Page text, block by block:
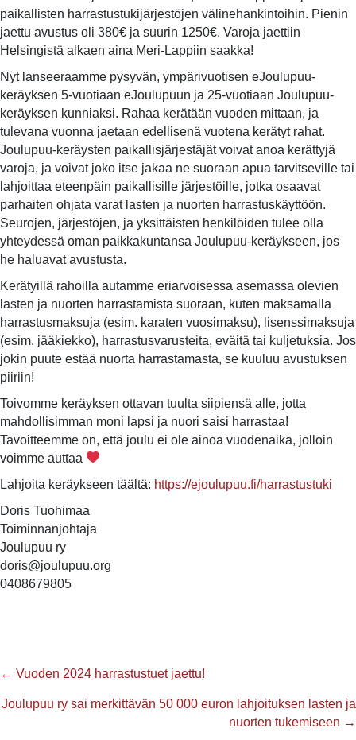
paikallisten harrastustukijärjestöjen välinehankintoihin. Pienin
jaettu avustus oli 380€ ja suurin 1250€. Varoja jaettiin
Helsingistä alkaen aina Meri-Lappiin saakka!
Nyt lanseeraamme pysyvän, ympärivuotisen eJoulupuu-
keräyksen 5-vuotiaan eJoulupuun ja 25-vuotiaan Joulupuu-
keräyksen kunniaksi. Rahaa kerätään vuoden mittaan, ja
tulevana vuonna jaetaan edellisenä vuotena kerätyt rahat.
Joulupuu-keräysten paikallisjärjestäjät voivat anoa kerättyjä
varoja, ja voivat joko itse jakaa ne suoraan apua tarvitseville tai
lahjoittaa eteenpäin paikallisille järjestöille, jotka osaavat
parhaiten ohjata varat lasten ja nuorten harrastuskäyttöön.
Seurojen, järjestöjen, ja yksittäisten henkilöiden tulee olla
yhteydessä oman paikkakuntansa Joulupuu-keräykseen, jos
he haluavat avustusta.
Kerätyillä rahoilla autamme eriarvoisessa asemassa olevien
lasten ja nuorten harrastamista suoraan, kuten maksamalla
harrastusmaksuja (esim. karaten vuosimaksu), lisenssimaksuja
(esim. jääkiekko), harrastusvarusteita, eväitä tai kuljetuksia. Jos
jokin puute estää nuorta harrastamasta, se kuuluu avustuksen
piiriin!
Toivomme keräyksen ottavan tuulta siipiensä alle, jotta
mahdollisimman moni lapsi ja nuori saisi harrastaa!
Tavoitteemme on, että joulu ei ole ainoa vuodenaika, jolloin
voimme auttaa
Lahjoita keräykseen täältä: https://ejoulupuu.fi/harrastustuki
Doris Tuohimaa
Toiminnanjohtaja
Joulupuu ry
doris@joulupuu.org
0408679805
Posts
navigation
← Vuoden 2024 harrastustuet jaettu!
Joulupuu ry sai merkittävän 50 000 euron lahjoituksen lasten ja
nuorten tukemiseen →